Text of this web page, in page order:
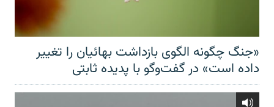
«جنگ چگونه الگوی بازداشت بهائیان را تغییر
داده است» در گفت‌وگو با پدیده ثابتی